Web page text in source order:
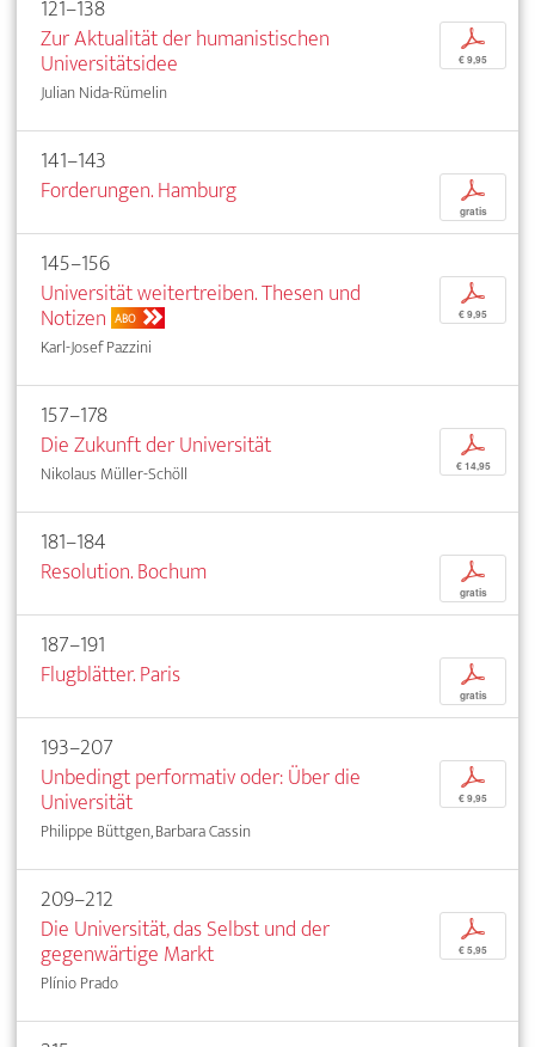
121–138
Zur Aktualität der humanistischen
Universitätsidee
Julian Nida-Rümelin
p
€ 9,95
141–143
Forderungen. Hamburg
p
gratis
145–156
Universität weitertreiben. Thesen und
Notizen ABO
Karl-Josef Pazzini
p
€ 9,95
157–178
Die Zukunft der Universität
Nikolaus Müller-Schöll
p
€ 14,95
181–184
Resolution. Bochum
p
gratis
187–191
Flugblätter. Paris
p
gratis
193–207
Unbedingt performativ oder: Über die
Universität
Philippe Büttgen, Barbara Cassin
p
€ 9,95
209–212
Die Universität, das Selbst und der
gegenwärtige Markt
Plínio Prado
p
€ 5,95